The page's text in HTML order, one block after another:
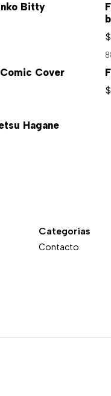
Bitty
Cover
Hagane
Categorías
Contacto